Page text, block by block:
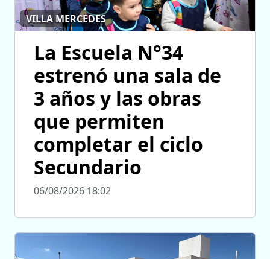
VILLA MERCEDES
La Escuela N°34
estrenó una sala de
3 años y las obras
que permiten
completar el ciclo
Secundario
06/08/2026 18:02